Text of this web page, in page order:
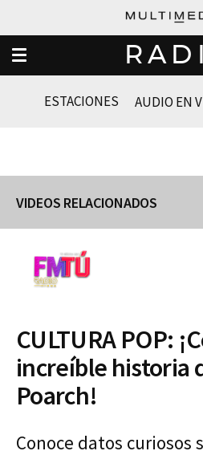
ESTACIONES AUDIO EN
VIDEOS RELACIONADOS
CULTURA POP:
increíble historia
Poarch!
Conoce datos curiosos